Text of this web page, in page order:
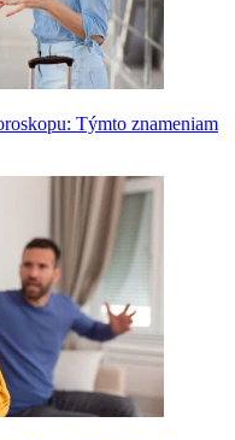
Týmto znameniam